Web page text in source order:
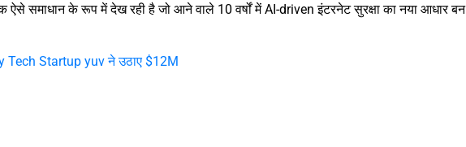
समाधान के रूप में देख रही है जो आने वाले 10 वर्षों में AI-driven इंटरनेट सुरक्षा का नया आधार बन
Tech Startup yuv ने उठाए $12M